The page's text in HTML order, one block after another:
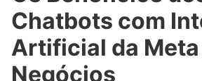
Chatbots com
Artificial da Meta
Negócios